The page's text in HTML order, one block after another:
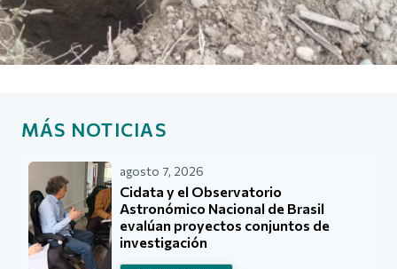
MÁS NOTICIAS
agosto 7, 2026
Cidata y el Observatorio
Astronómico Nacional de Brasil
evalúan proyectos conjuntos de
investigación